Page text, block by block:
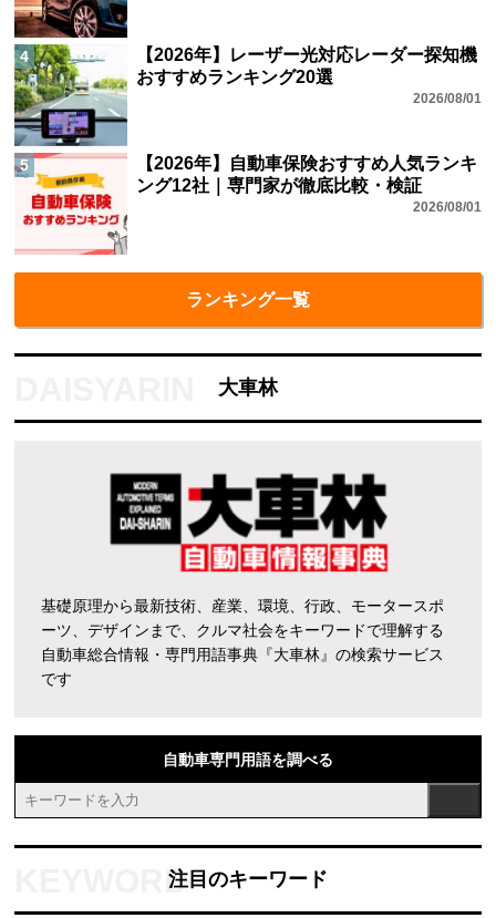
4
【2026年】レーザー光対応レーダー探知機
おすすめランキング20選
2026/08/01
5
【2026年】自動車保険おすすめ人気ランキ
ング12社｜専門家が徹底比較・検証
2026/08/01
ランキング一覧
大車林
基礎原理から最新技術、産業、環境、行政、モータースポ
ーツ、デザインまで、クルマ社会をキーワードで理解する
自動車総合情報・専門用語事典『大車林』の検索サービス
です
自動車専門用語を調べる
注目のキーワード